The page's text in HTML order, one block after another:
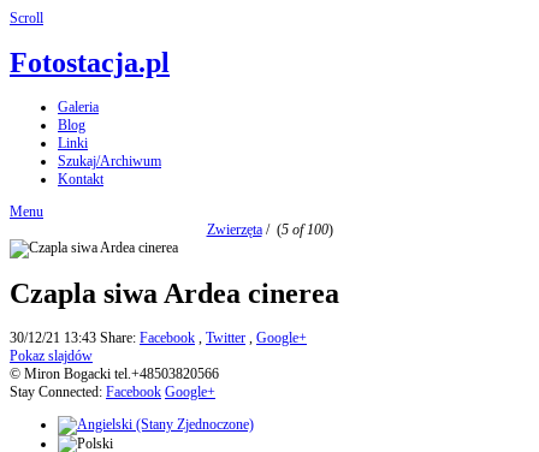
Scroll
Fotostacja.pl
Galeria
Blog
Linki
Szukaj/Archiwum
Kontakt
Menu
Zwierzęta/ (5 of 100)
Czapla siwa Ardea cinerea
30/12/21 13:43 Share: Facebook , Twitter , Google+
Pokaz slajdów
© Miron Bogacki tel.+48503820566
Stay Connected: Facebook Google+